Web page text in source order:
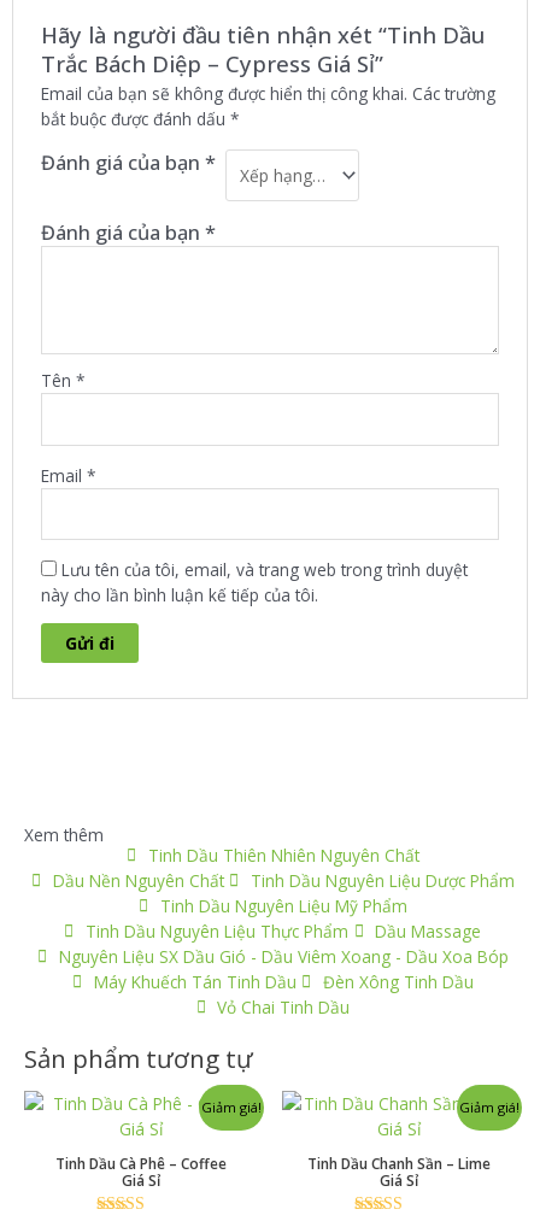
Hãy là người đầu tiên nhận xét “Tinh Dầu
Trắc Bách Diệp – Cypress Giá Sỉ”
Email của bạn sẽ không được hiển thị công khai. Các trường
bắt buộc được đánh dấu *
Đánh giá của bạn *
Đánh giá của bạn *
Tên *
Email *
Lưu tên của tôi, email, và trang web trong trình duyệt
này cho lần bình luận kế tiếp của tôi.
Xem thêm
Tinh Dầu Thiên Nhiên Nguyên Chất
Dầu Nền Nguyên Chất
Tinh Dầu Nguyên Liệu Dược Phẩm
Tinh Dầu Nguyên Liệu Mỹ Phẩm
Tinh Dầu Nguyên Liệu Thực Phẩm
Dầu Massage
Nguyên Liệu SX Dầu Gió - Dầu Viêm Xoang - Dầu Xoa Bóp
Máy Khuếch Tán Tinh Dầu
Đèn Xông Tinh Dầu
Vỏ Chai Tinh Dầu
Sản phẩm tương tự
Giảm giá!
Tinh Dầu Cà Phê – Coffee
Giá Sỉ
Giảm giá!
Tinh Dầu Chanh Sần – Lime
Giá Sỉ